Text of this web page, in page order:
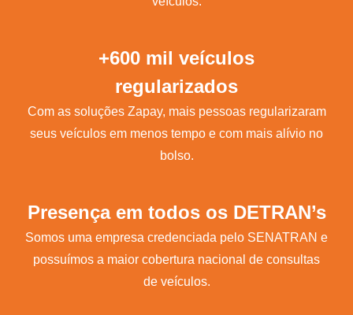
+600 mil veículos
regularizados
Com as soluções Zapay, mais pessoas regularizaram
seus veículos em menos tempo e com mais alívio no
bolso.
Presença em todos os DETRAN’s
Somos uma empresa credenciada pelo SENATRAN e
possuímos a maior cobertura nacional de consultas
de veículos.